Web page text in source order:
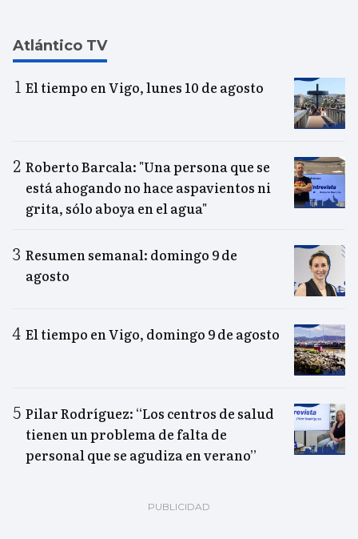
Atlántico TV
El tiempo en Vigo, lunes 10 de agosto
Roberto Barcala: "Una persona que se
está ahogando no hace aspavientos ni
grita, sólo aboya en el agua"
Resumen semanal: domingo 9 de
agosto
El tiempo en Vigo, domingo 9 de agosto
Pilar Rodríguez: “Los centros de salud
tienen un problema de falta de
personal que se agudiza en verano”